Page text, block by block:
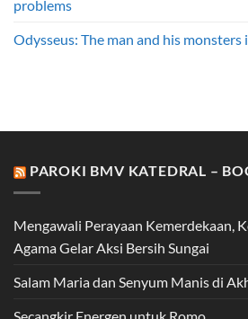
problems
Odysseus: The man and his
PAROKI BMV KATEDRAL –
Mengawali Perayaan Kemerdekaan,
Agama Gelar Aksi Bersih Sungai
Salam Maria dan Senyum Manis di
Secangkir Energen untuk Romo